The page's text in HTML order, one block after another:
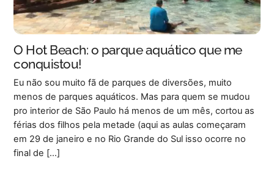
O Hot Beach: o parque aquático que me
conquistou!
Eu não sou muito fã de parques de diversões, muito
menos de parques aquáticos. Mas para quem se mudou
pro interior de São Paulo há menos de um mês, cortou as
férias dos filhos pela metade (aqui as aulas começaram
em 29 de janeiro e no Rio Grande do Sul isso ocorre no
final de […]